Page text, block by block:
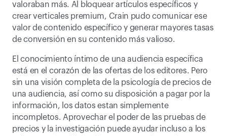
valoraban más. Al bloquear artículos específicos y
crear verticales premium, Crain pudo comunicar ese
valor de contenido específico y generar mayores tasas
de conversión en su contenido más valioso.
El conocimiento íntimo de una audiencia específica
está en el corazón de las ofertas de los editores. Pero
sin una visión completa de la psicología de precios de
una audiencia, así como su disposición a pagar por la
información, los datos estan simplemente
incompletos. Aprovechar el poder de las pruebas de
precios y la investigación puede ayudar incluso a los